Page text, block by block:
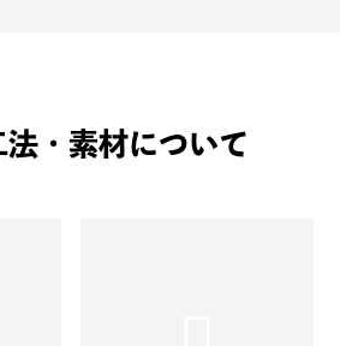
・素材について